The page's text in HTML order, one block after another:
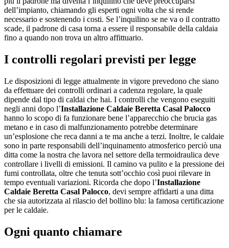
dell’impianto, chiamando gli esperti ogni volta che si rende
necessario e sostenendo i costi. Se l’inquilino se ne va o il contratto
scade, il padrone di casa torna a essere il responsabile della caldaia
fino a quando non trova un altro affittuario.
I controlli regolari previsti per legge
Le disposizioni di legge attualmente in vigore prevedono che siano
da effettuare dei controlli ordinari a cadenza regolare, la quale
dipende dal tipo di caldai che hai. I controlli che vengono eseguiti
negli anni dopo l’Installazione Caldaie Beretta Casal Palocco
hanno lo scopo di fa funzionare bene l’apparecchio che brucia gas
metano e in caso di malfunzionamento potrebbe determinare
un’esplosione che reca danni a te ma anche a terzi. Inoltre, le caldaie
sono in parte responsabili dell’inquinamento atmosferico perciò una
ditta come la nostra che lavora nel settore della termoidraulica deve
controllare i livelli di emissioni. Il camino va pulito e la pressione dei
fumi controllata, oltre che tenuta sott’occhio così puoi rilevare in
tempo eventuali variazioni. Ricorda che dopo l’Installazione
Caldaie Beretta Casal Palocco, devi sempre affidarti a una ditta
che sia autorizzata al rilascio del bollino blu: la famosa certificazione
per le caldaie.
Ogni quanto chiamare